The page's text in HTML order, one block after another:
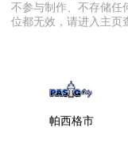
不参与制作、不存储任
位都无效，请进入主页
帕西格市